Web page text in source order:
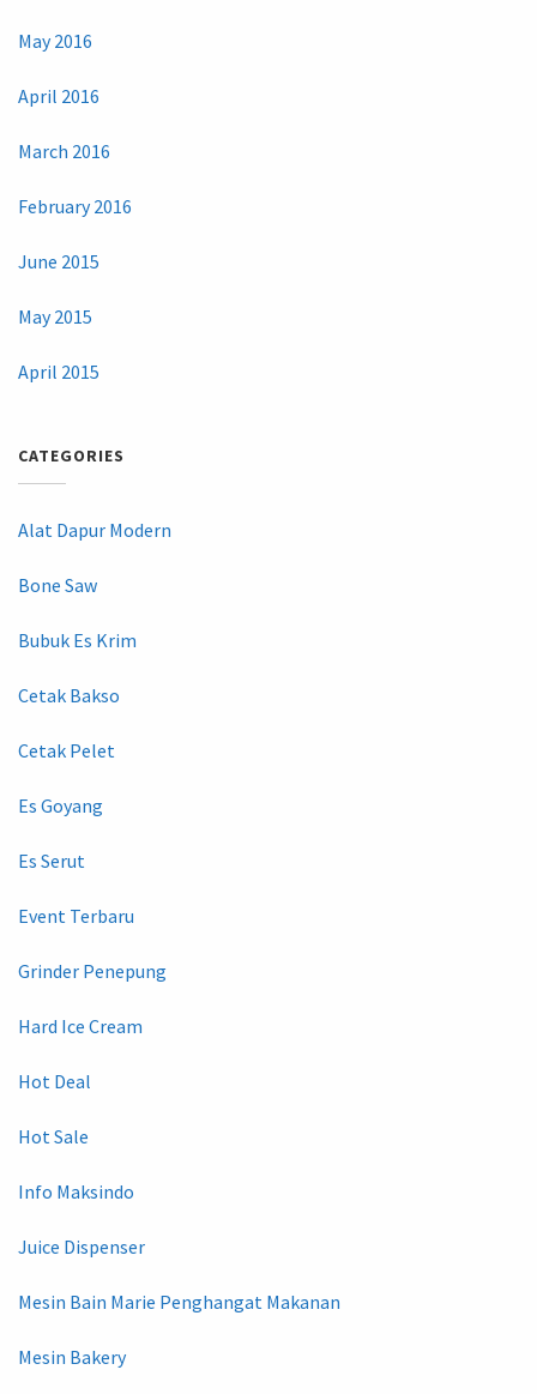
May 2016
April 2016
March 2016
February 2016
June 2015
May 2015
April 2015
CATEGORIES
Alat Dapur Modern
Bone Saw
Bubuk Es Krim
Cetak Bakso
Cetak Pelet
Es Goyang
Es Serut
Event Terbaru
Grinder Penepung
Hard Ice Cream
Hot Deal
Hot Sale
Info Maksindo
Juice Dispenser
Mesin Bain Marie Penghangat Makanan
Mesin Bakery